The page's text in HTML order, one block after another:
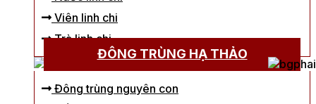
Viên linh chi
Trà linh chi
ĐÔNG TRÙNG HẠ THẢO
Đông trùng nguyên con